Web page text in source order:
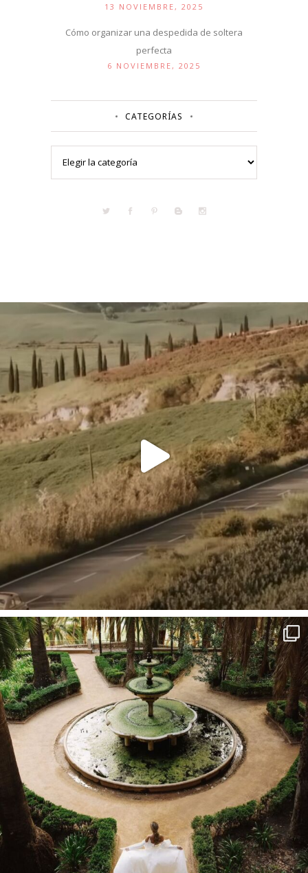
13 NOVIEMBRE, 2025
Cómo organizar una despedida de soltera
perfecta
6 NOVIEMBRE, 2025
CATEGORÍAS